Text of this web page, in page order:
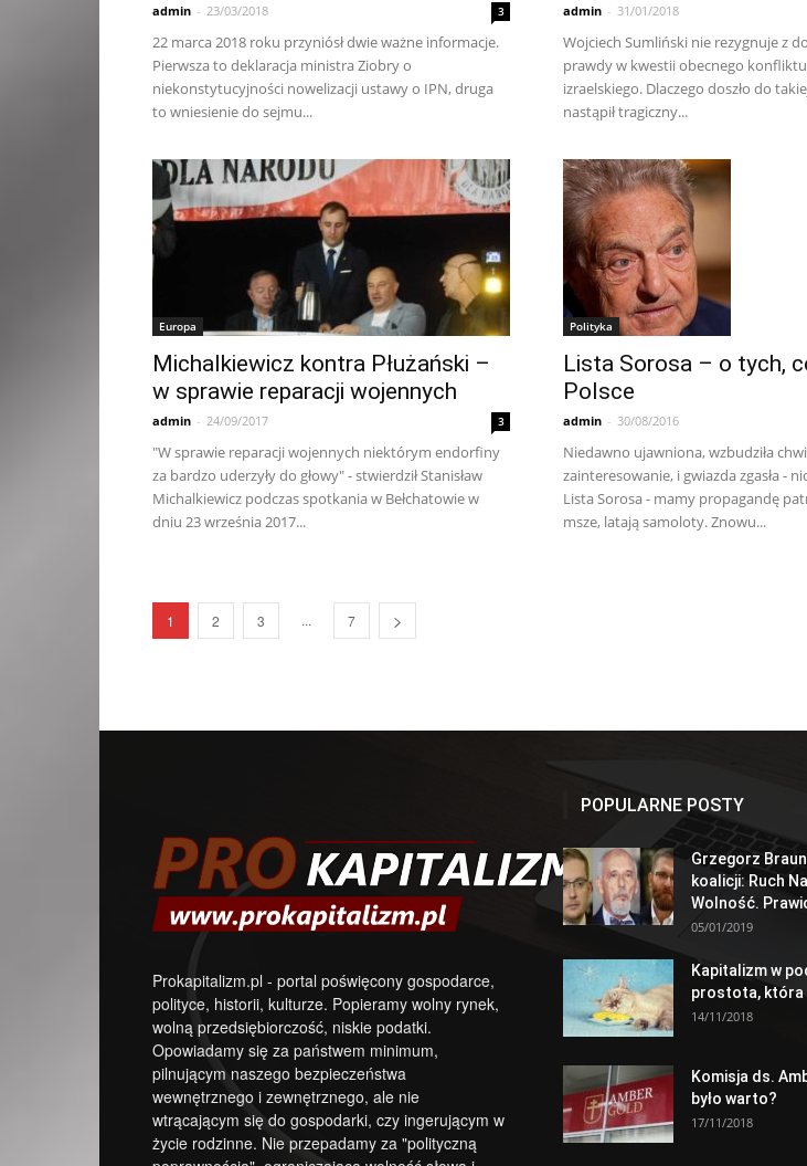
admin - 23/03/2018 3
22 marca 2018 roku przyniósł dwie ważne informacje.
Pierwsza to deklaracja ministra Ziobry o
niekonstytucyjności nowelizacji ustawy o IPN, druga
to wniesienie do sejmu...
admin - 31/01/2018
Wojciech Sumliński nie rezygnuje z
prawdy w kwestii obecnego
izraelskiego. Dlaczego doszło do
nastąpił tragiczny...
Europa
Michalkiewicz kontra Płużański –
w sprawie reparacji wojennych
admin - 24/09/2017 3
"W sprawie reparacji wojennych niektórym endorfiny
za bardzo uderzyły do głowy" - stwierdził Stanisław
Michalkiewicz podczas spotkania w Bełchatowie w
dniu 23 września 2017...
Polityka
Lista Sorosa – o tych,
Polsce
admin - 30/08/2016
Niedawno ujawniona, wzbudziła
zainteresowanie, i gwiazda zgasła -
Lista Sorosa - mamy propagandę
msze, latają samoloty. Znowu...
1 2 3 ... 7
Prokapitalizm.pl - portal poświęcony gospodarce,
polityce, historii, kulturze. Popieramy wolny rynek,
wolną przedsiębiorczość, niskie podatki.
Opowiadamy się za państwem minimum,
pilnującym naszego bezpieczeństwa
wewnętrznego i zewnętrznego, ale nie
wtrącającym się do gospodarki, czy ingerującym w
życie rodzinne. Nie przepadamy za "polityczną
POPULARNE POSTY
Grzegorz
koalicji: Ruch
Wolność.
05/01/2019
Kapitalizm w
prostota, która
14/11/2018
Komisja ds.
było warto?
17/11/2018